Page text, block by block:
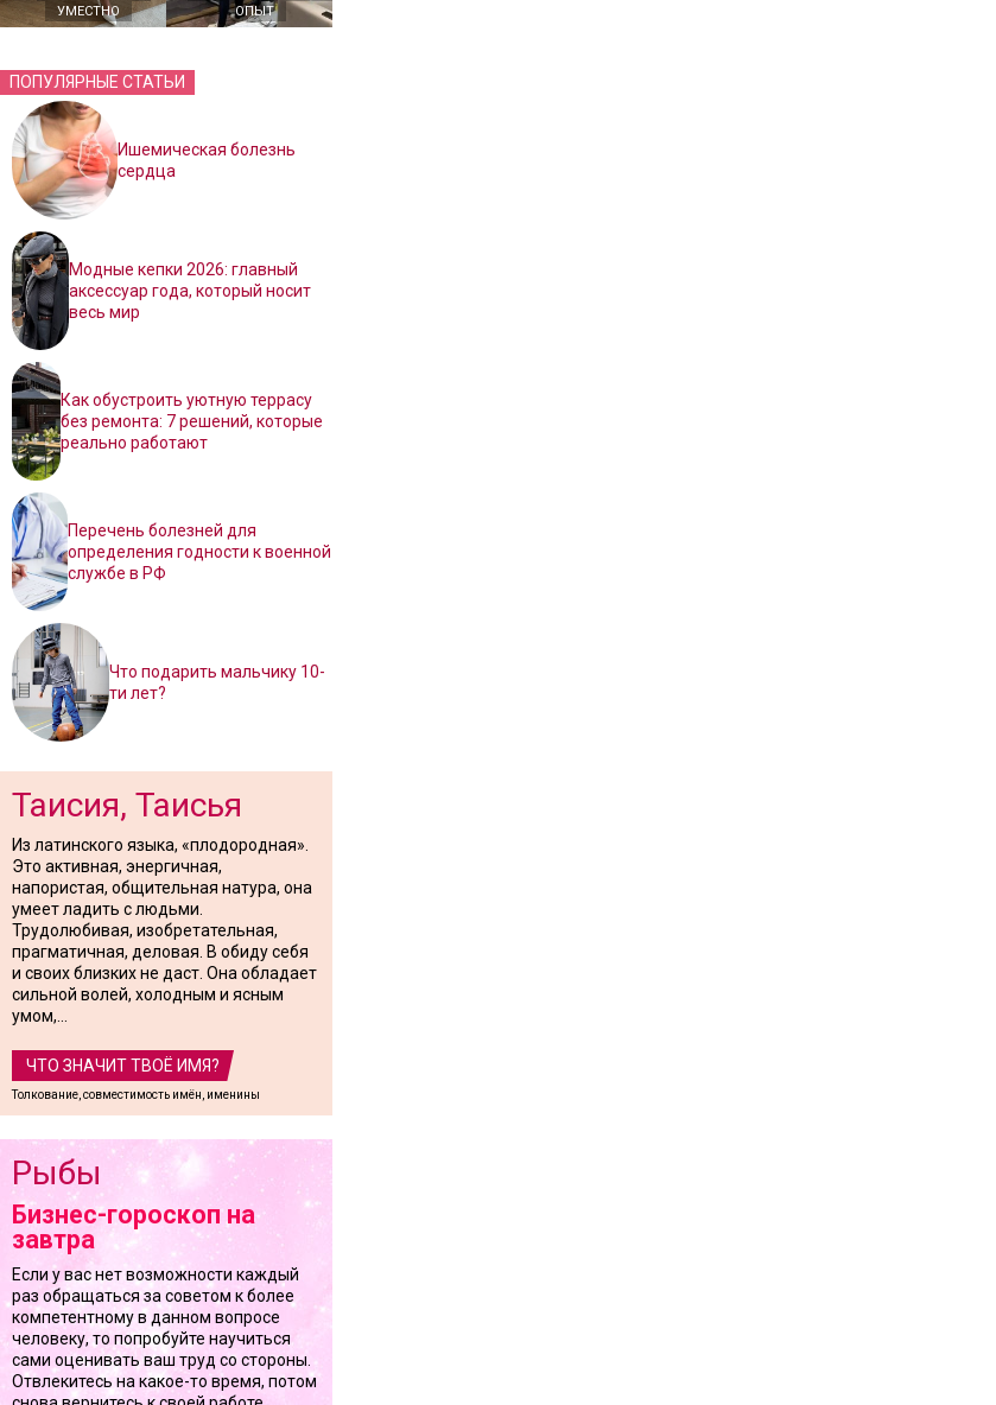
УМЕСТНО
ОПЫТ
ПОПУЛЯРНЫЕ СТАТЬИ
Ишемическая болезнь
сердца
Модные кепки 2026: главный
аксессуар года, который носит
весь мир
Как обустроить уютную террасу
без ремонта: 7 решений, которые
реально работают
Перечень болезней для
определения годности к военной
службе в РФ
Что подарить мальчику 10-
ти лет?
Таисия, Таисья
Из латинского языка, «плодородная».
Это активная, энергичная,
напористая, общительная натура, она
умеет ладить с людьми.
Трудолюбивая, изобретательная,
прагматичная, деловая. В обиду себя
и своих близких не даст. Она обладает
сильной волей, холодным и ясным
умом,...
ЧТО ЗНАЧИТ ТВОЁ ИМЯ?
Толкование, совместимость имён, именины
Рыбы
Бизнес-гороскоп на
завтра
Если у вас нет возможности каждый
раз обращаться за советом к более
компетентному в данном вопросе
человеку, то попробуйте научиться
сами оценивать ваш труд со стороны.
Отвлекитесь на какое-то время, потом